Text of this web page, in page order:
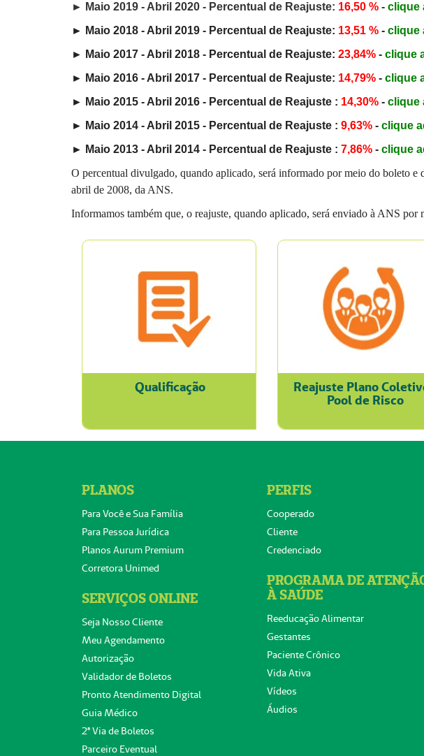
► Maio 2019 - Abril 2020 - Percentual de Reajuste: 16,50 % - clique
► Maio 2018 - Abril 2019 - Percentual de Reajuste: 13,51 % - clique
► Maio 2017 - Abril 2018 - Percentual de Reajuste: 23,84% - clique
► Maio 2016 - Abril 2017 - Percentual de Reajuste: 14,79% - clique
► Maio 2015 - Abril 2016 - Percentual de Reajuste : 14,30% - clique
► Maio 2014 - Abril 2015 - Percentual de Reajuste : 9,63% - clique
► Maio 2013 - Abril 2014 - Percentual de Reajuste : 7,86% - clique
O percentual divulgado, quando aplicado, será informado por meio do boleto
abril de 2008, da ANS.
Informamos também que, o reajuste, quando aplicado, será enviado à ANS
Qualificação
Reajuste Plano
Pool de Risco
PLANOS
Para Você e Sua Família
Para Pessoa Jurídica
Planos Aurum Premium
Corretora Unimed
SERVIÇOS ONLINE
Seja Nosso Cliente
Meu Agendamento
Autorização
Validador de Boletos
Pronto Atendimento Digital
Guia Médico
2ª Via de Boletos
Parceiro Eventual
PERFIS
Cooperado
Cliente
Credenciado
PROGRAMA DE
À SAÚDE
Reeducação Alimentar
Gestantes
Paciente Crônico
Vida Ativa
Vídeos
Áudios